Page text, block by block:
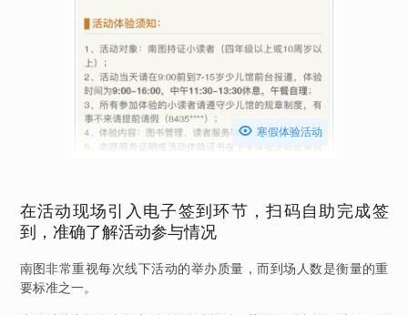
 寒假体验活动
在活动现场引入电子签到环节，扫码自助完成签
到，准确了解活动参与情况
南图非常重视每次线下活动的举办质量，而到场人数是衡量的重
要标准之一。